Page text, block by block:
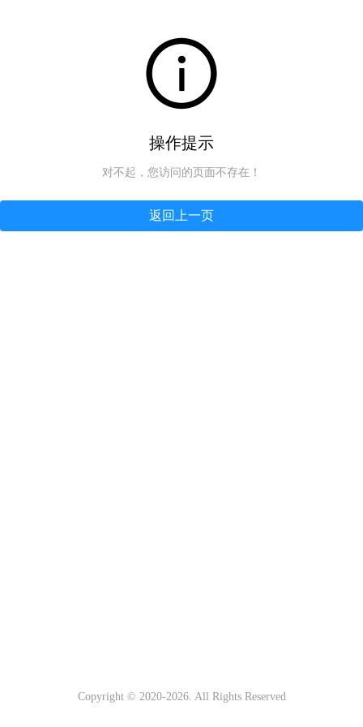
操作提示
对不起，您访问的页面不存在！
返回上一页
Copyright © 2020-2026. All Rights Reserved